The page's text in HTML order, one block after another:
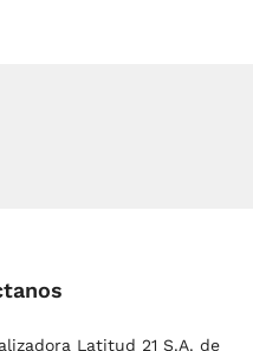
Latitud 21 S.A. de